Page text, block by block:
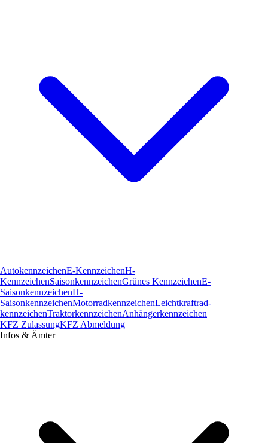
AutokennzeichenE-KennzeichenH-
KennzeichenSaisonkennzeichenGrünes KennzeichenE-
SaisonkennzeichenH-
SaisonkennzeichenMotorradkennzeichenLeichtkraftrad­
kennzeichenTraktorkennzeichenAnhängerkennzeichen
KFZ ZulassungKFZ Abmeldung
Infos & Ämter